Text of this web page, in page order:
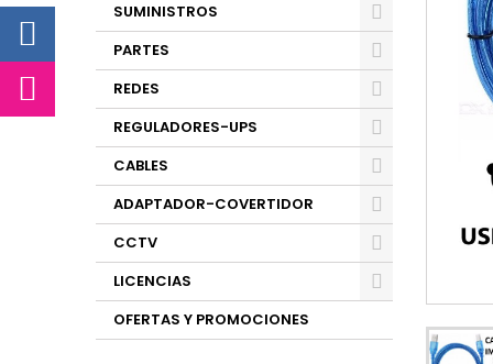
SUMINISTROS
PARTES
REDES
REGULADORES-UPS
CABLES
ADAPTADOR-COVERTIDOR
CCTV
LICENCIAS
OFERTAS Y PROMOCIONES